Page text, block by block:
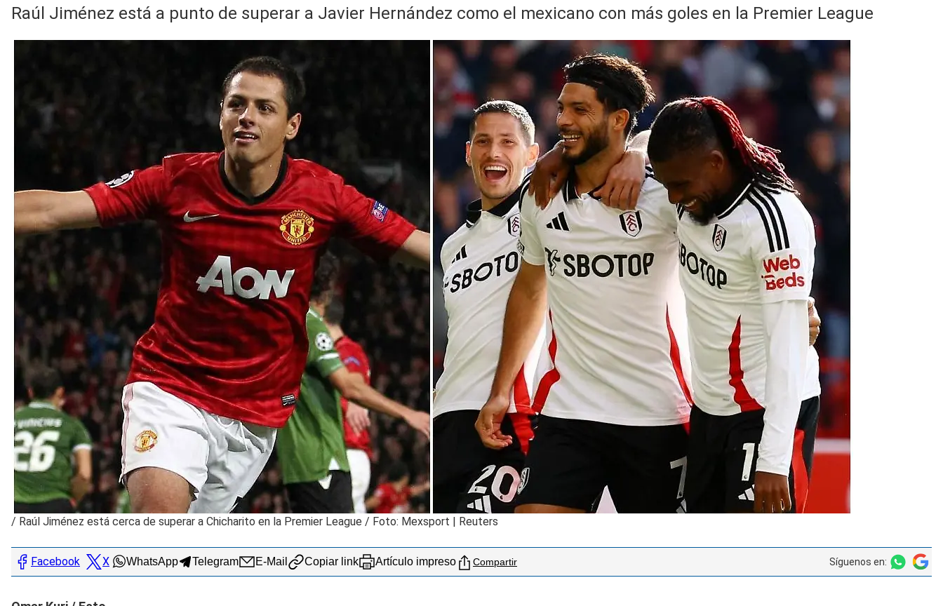
Raúl Jiménez está a punto de superar a Javier Hernández como el mexicano con más goles en la Premier League
/ Raúl Jiménez está cerca de superar a Chicharito en la Premier League / Foto: Mexsport | Reuters
Facebook X WhatsApp Telegram E-Mail Copiar link Artículo impreso Compartir Síguenos en: